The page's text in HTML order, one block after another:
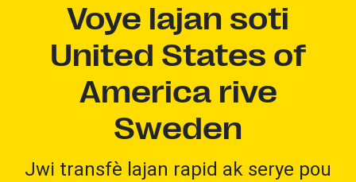
Voye lajan soti
United States of
America rive
Sweden
Jwi transfè lajan rapid ak serye pou